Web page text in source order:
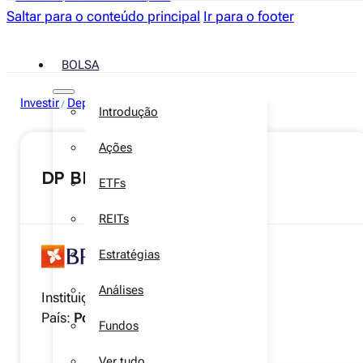
Saltar para o conteúdo principal Ir para o footer
BOLSA
Introdução
Ações
ETFs
REITs
Estratégias
Análises
Fundos
Investir / Depósitos a prazo
DP BPI + 12 meses
Instituição:Banco BPI
País: Portugal